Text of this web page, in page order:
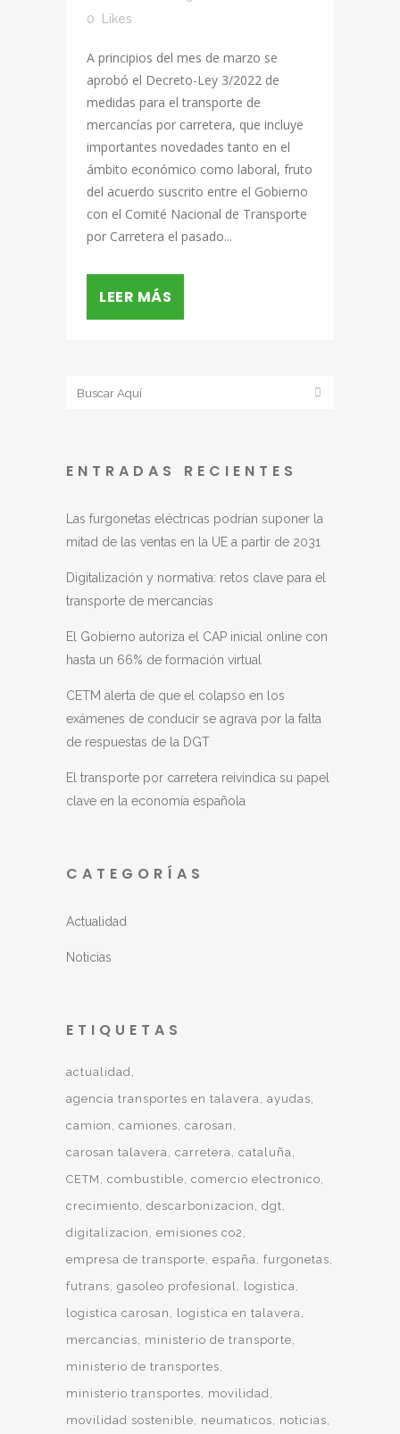
0
Likes
A principios del mes de marzo se
aprobó el Decreto-Ley 3/2022 de
medidas para el transporte de
mercancías por carretera, que incluye
importantes novedades tanto en el
ámbito económico como laboral, fruto
del acuerdo suscrito entre el Gobierno
con el Comité Nacional de Transporte
por Carretera el pasado...
LEER MÁS
ENTRADAS RECIENTES
Las furgonetas eléctricas podrían suponer la
mitad de las ventas en la UE a partir de 2031
Digitalización y normativa: retos clave para el
transporte de mercancías
El Gobierno autoriza el CAP inicial online con
hasta un 66% de formación virtual
CETM alerta de que el colapso en los
exámenes de conducir se agrava por la falta
de respuestas de la DGT
El transporte por carretera reivindica su papel
clave en la economía española
CATEGORÍAS
Actualidad
Noticias
ETIQUETAS
actualidad
agencia transportes en talavera ayudas
camion
camiones carosan
carosan talavera carretera cataluña
CETM
combustible comercio electronico
crecimiento descarbonizacion
dgt
digitalizacion
emisiones co2
empresa de transporte españa furgonetas
futrans gasoleo profesional
logistica
logistica carosan
logistica en talavera
mercancias
ministerio de transporte
ministerio de transportes
ministerio transportes
movilidad
movilidad sostenible
neumaticos
noticias